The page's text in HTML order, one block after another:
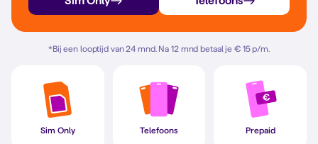
*Bij een looptijd van 24 mnd. Na 12 mnd betaal je € 15 p/m.
Sim Only Telefoons Prepaid